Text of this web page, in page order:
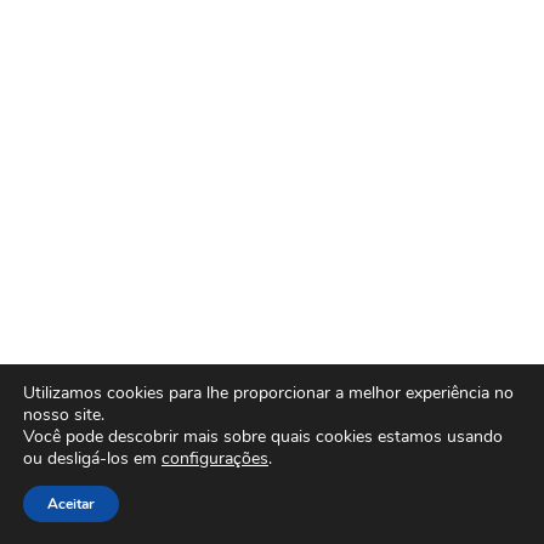
Utilizamos cookies para lhe proporcionar a melhor experiência no
nosso site.
Você pode descobrir mais sobre quais cookies estamos usando
ou desligá-los em configurações.
Aceitar